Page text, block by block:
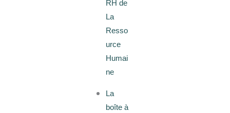
RH de
La
Resso
urce
Humai
ne
La
boîte à